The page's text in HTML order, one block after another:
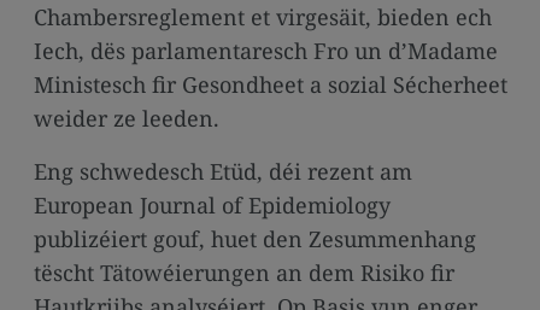
Chambersreglement et virgesäit, bieden ech
Iech, dës parlamentaresch Fro un d’Madame
Ministesch fir Gesondheet a sozial Sécherheet
weider ze leeden.
Eng schwedesch Etüd, déi rezent am
European Journal of Epidemiology
publizéiert gouf, huet den Zesummenhang
tëscht Tätowéierungen an dem Risiko fir